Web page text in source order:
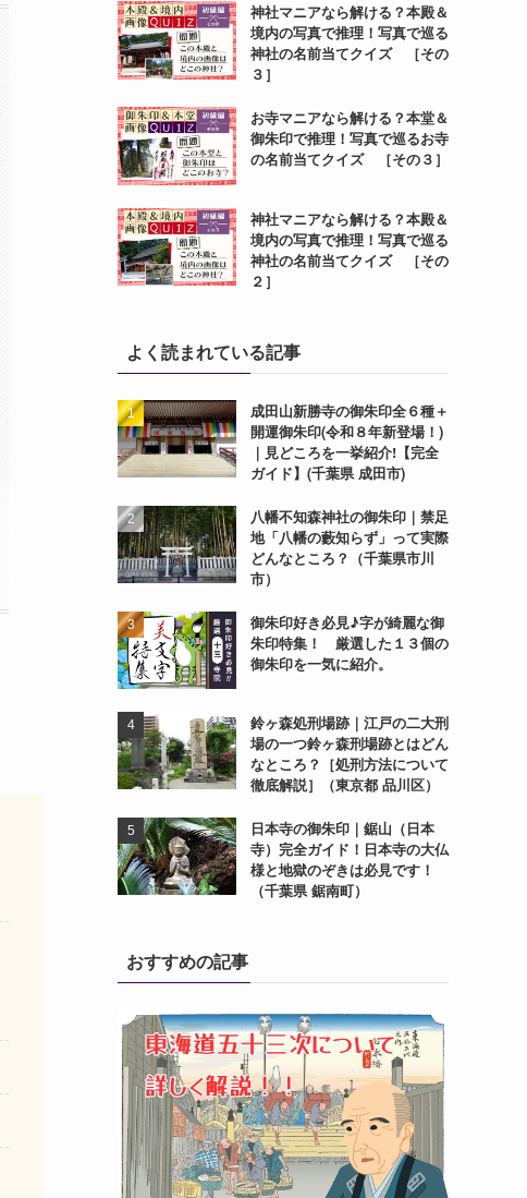
神社マニアなら解ける？本殿＆
境内の写真で推理！写真で巡る
神社の名前当てクイズ ［その
３］
お寺マニアなら解ける？本堂＆
御朱印で推理！写真で巡るお寺
の名前当てクイズ ［その３］
神社マニアなら解ける？本殿＆
境内の写真で推理！写真で巡る
神社の名前当てクイズ ［その
２］
よく読まれている記事
成田山新勝寺の御朱印全６種＋
開運御朱印(令和８年新登場！)
｜見どころを一挙紹介!【完全
ガイド】(千葉県 成田市)
八幡不知森神社の御朱印｜禁足
地「八幡の藪知らず」って実際
どんなところ？（千葉県市川
市）
御朱印好き必見♪字が綺麗な御
朱印特集！ 厳選した１３個の
御朱印を一気に紹介。
鈴ヶ森処刑場跡｜江戸の二大刑
場の一つ鈴ヶ森刑場跡とはどん
なところ？［処刑方法について
徹底解説］（東京都 品川区）
日本寺の御朱印｜鋸山（日本
寺）完全ガイド！日本寺の大仏
様と地獄のぞきは必見です！
（千葉県 鋸南町）
おすすめの記事